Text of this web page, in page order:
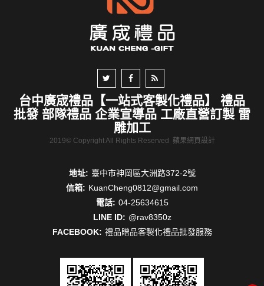
台中廣宬禮品【一站式客製化禮品】 禮品
批發 部隊禮品 企業宣導品 工廠直營訂製 雷
雕加工
2019© Copyright All Rights Reserved 蘋果網頁設計
地址: 臺中市神岡區大洲路372-2號
信箱: KuanCheng0812@gmail.com
電話: 04-25634615
LINE ID: @rav8350z
FACEBOOK: 禮品贈品客製化禮品批發服務